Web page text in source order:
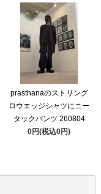
prasthanaのストリング
ロウエッジシャツにニー
タックパンツ 260804
0円(税込0円)